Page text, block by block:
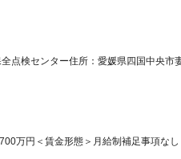
点検センター住所：愛媛県四国中央
万円＜賃金形態＞月給制補足事項な